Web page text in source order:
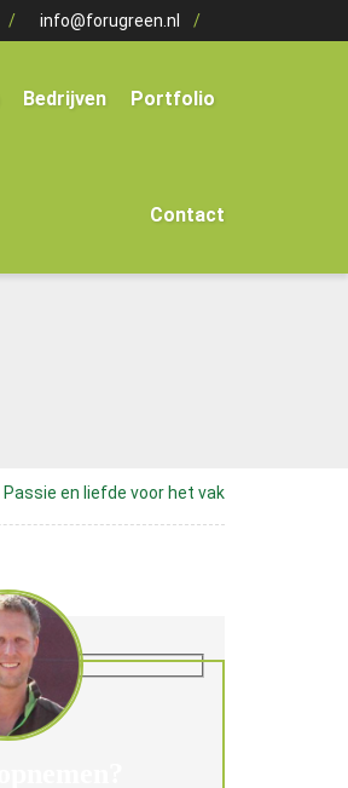
info@forugreen.nl
Bedrijven Portfolio
Contact
Passie en liefde voor het vak